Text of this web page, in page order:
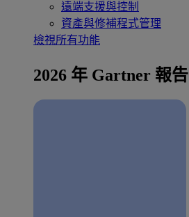
遠端支援與控制
資產與修補程式管理
檢視所有功能
2026 年 Gartner 報告